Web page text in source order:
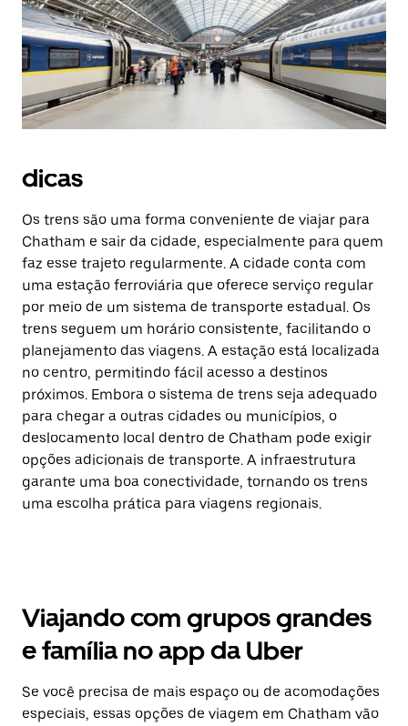
dicas
Os trens são uma forma conveniente de viajar para
Chatham e sair da cidade, especialmente para quem
faz esse trajeto regularmente. A cidade conta com
uma estação ferroviária que oferece serviço regular
por meio de um sistema de transporte estadual. Os
trens seguem um horário consistente, facilitando o
planejamento das viagens. A estação está localizada
no centro, permitindo fácil acesso a destinos
próximos. Embora o sistema de trens seja adequado
para chegar a outras cidades ou municípios, o
deslocamento local dentro de Chatham pode exigir
opções adicionais de transporte. A infraestrutura
garante uma boa conectividade, tornando os trens
uma escolha prática para viagens regionais.
Viajando com grupos grandes
e família no app da Uber
Se você precisa de mais espaço ou de acomodações
especiais, essas opções de viagem em Chatham vão